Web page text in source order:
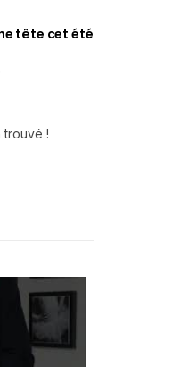
tête cet été
trouvé !